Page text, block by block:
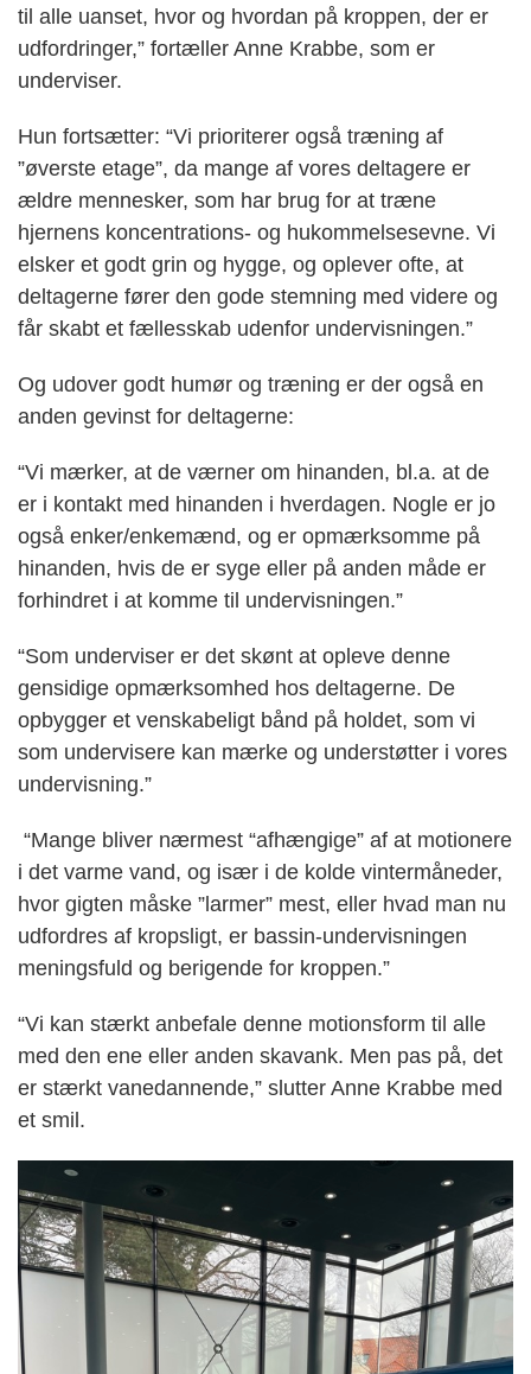
til alle uanset, hvor og hvordan på kroppen, der er
udfordringer,” fortæller Anne Krabbe, som er
underviser.
Hun fortsætter: “Vi prioriterer også træning af
”øverste etage”, da mange af vores deltagere er
ældre mennesker, som har brug for at træne
hjernens koncentrations- og hukommelsesevne. Vi
elsker et godt grin og hygge, og oplever ofte, at
deltagerne fører den gode stemning med videre og
får skabt et fællesskab udenfor undervisningen.”
Og udover godt humør og træning er der også en
anden gevinst for deltagerne:
“Vi mærker, at de værner om hinanden, bl.a. at de
er i kontakt med hinanden i hverdagen. Nogle er jo
også enker/enkemænd, og er opmærksomme på
hinanden, hvis de er syge eller på anden måde er
forhindret i at komme til undervisningen.”
“Som underviser er det skønt at opleve denne
gensidige opmærksomhed hos deltagerne. De
opbygger et venskabeligt bånd på holdet, som vi
som undervisere kan mærke og understøtter i vores
undervisning.”
“Mange bliver nærmest “afhængige” af at motionere
i det varme vand, og især i de kolde vintermåneder,
hvor gigten måske ”larmer” mest, eller hvad man nu
udfordres af kropsligt, er bassin-undervisningen
meningsfuld og berigende for kroppen.”
“Vi kan stærkt anbefale denne motionsform til alle
med den ene eller anden skavank. Men pas på, det
er stærkt vanedannende,” slutter Anne Krabbe med
et smil.